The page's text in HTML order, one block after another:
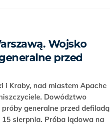
Wojsko
przed
i Kraby, nad miastem Apache
Dowództwo
generalne przed defiladą
sierpnia. Próba lądowa na